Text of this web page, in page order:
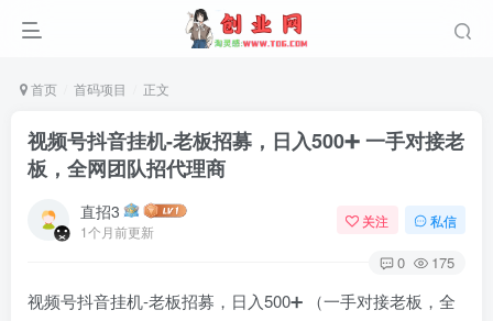
首页 首码项目 正文
视频号抖音挂机-老板招募，日入500➕ 一手对接老
板，全网团队招代理商
直招3
1个月前更新
关注 私信
0 175
视频号抖音挂机-老板招募，日入500➕ （一手对接老板，全